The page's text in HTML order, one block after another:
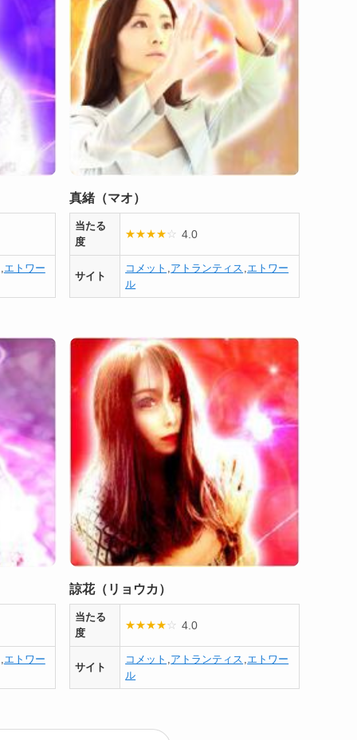
,エトワー
真緒（マオ）
当たる
度
★★★★☆ 4.0
サイト
コメット ,アトランティス ,エトワー
ル
,エトワー
諒花（リョウカ）
当たる
度
★★★★☆ 4.0
サイト
コメット ,アトランティス ,エトワー
ル